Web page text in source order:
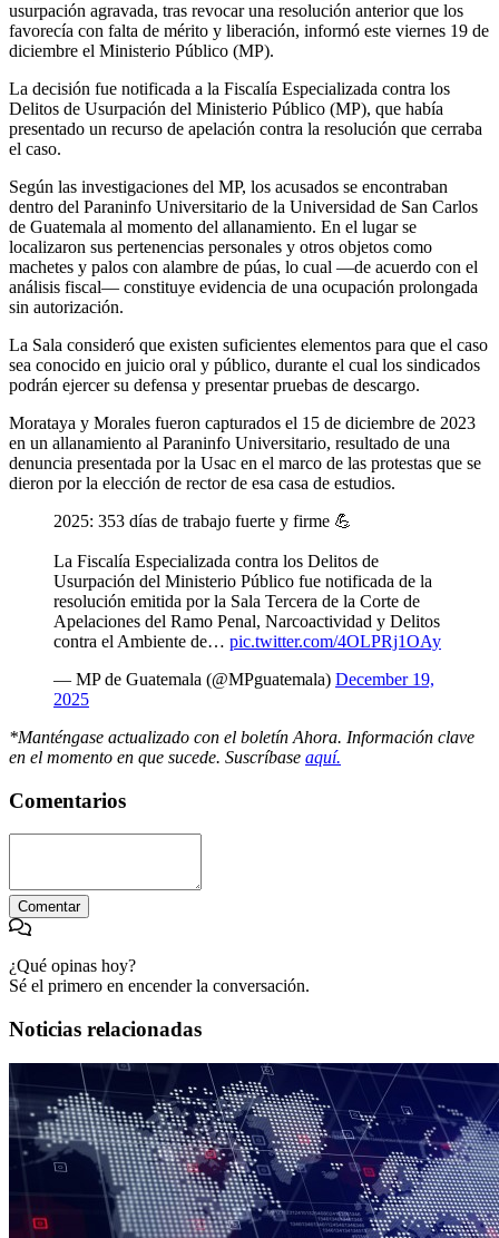
usurpación agravada, tras revocar una resolución anterior que los
favorecía con falta de mérito y liberación, informó este viernes 19 de
diciembre el Ministerio Público (MP).
La decisión fue notificada a la Fiscalía Especializada contra los
Delitos de Usurpación del Ministerio Público (MP), que había
presentado un recurso de apelación contra la resolución que cerraba
el caso.
Según las investigaciones del MP, los acusados se encontraban
dentro del Paraninfo Universitario de la Universidad de San Carlos
de Guatemala al momento del allanamiento. En el lugar se
localizaron sus pertenencias personales y otros objetos como
machetes y palos con alambre de púas, lo cual —de acuerdo con el
análisis fiscal— constituye evidencia de una ocupación prolongada
sin autorización.
La Sala consideró que existen suficientes elementos para que el caso
sea conocido en juicio oral y público, durante el cual los sindicados
podrán ejercer su defensa y presentar pruebas de descargo.
Morataya y Morales fueron capturados el 15 de diciembre de 2023
en un allanamiento al Paraninfo Universitario, resultado de una
denuncia presentada por la Usac en el marco de las protestas que se
dieron por la elección de rector de esa casa de estudios.
2025: 353 días de trabajo fuerte y firme 💪
La Fiscalía Especializada contra los Delitos de
Usurpación del Ministerio Público fue notificada de la
resolución emitida por la Sala Tercera de la Corte de
Apelaciones del Ramo Penal, Narcoactividad y Delitos
contra el Ambiente de… pic.twitter.com/4OLPRj1OAy
— MP de Guatemala (@MPguatemala) December 19,
2025
*Manténgase actualizado con el boletín Ahora. Información clave
en el momento en que sucede. Suscríbase aquí.
Comentarios
Comentar
¿Qué opinas hoy?
Sé el primero en encender la conversación.
Noticias relacionadas